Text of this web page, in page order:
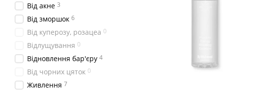
KAINE
Koy
Laneige 0
Manyo 0
Mary&May
Medi-Peel
Від акне 3
Від зморшок 6
Від куперозу, розацеа 0
Відлущування 0
Відновлення бар'єру 4
Від чорних цяток 0
Живлення 7